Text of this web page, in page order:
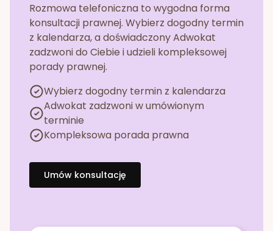
Rozmowa telefoniczna to wygodna forma
konsultacji prawnej. Wybierz dogodny termin
z kalendarza, a doświadczony Adwokat
zadzwoni do Ciebie i udzieli kompleksowej
porady prawnej.
Wybierz dogodny termin z kalendarza
Adwokat zadzwoni w umówionym
terminie
Kompleksowa porada prawna
Umów konsultację